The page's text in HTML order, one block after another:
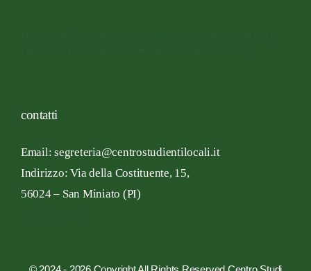
contatti
Email: segreteria@centrostudientilocali.it
Indirizzo: Viadella Costituente, 15,
56024 – San Miniato (PI)